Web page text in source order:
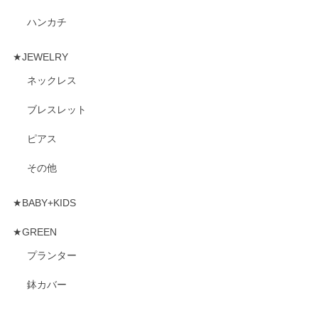
ハンカチ
★JEWELRY
ネックレス
ブレスレット
ピアス
その他
★BABY+KIDS
★GREEN
プランター
鉢カバー